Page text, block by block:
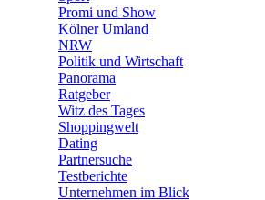
Promi und Show
Kölner Umland
NRW
Politik und Wirtschaft
Panorama
Ratgeber
Witz des Tages
Shoppingwelt
Dating
Partnersuche
Testberichte
Unternehmen im Blick